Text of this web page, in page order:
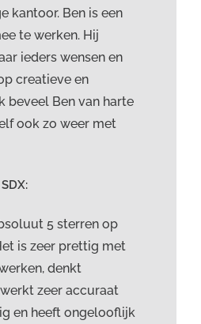
kantoor. Ben is een
te werken. Hij
ieders wensen en
creatieve en
beveel Ben van harte
ook zo weer met
5 sterren op
is zeer prettig met
denkt
zeer accuraat
en heeft ongelooflijk